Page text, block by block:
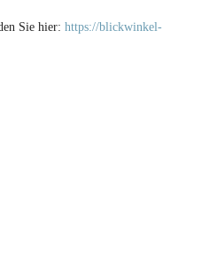
Sie hier: https://blickwinkel-